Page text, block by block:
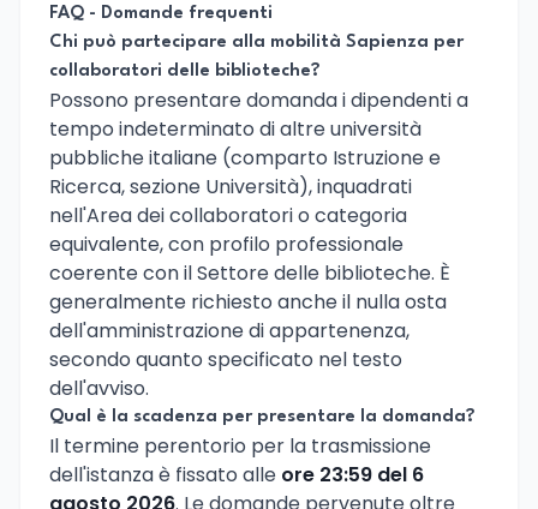
FAQ - Domande frequenti
Chi può partecipare alla mobilità Sapienza per
collaboratori delle biblioteche?
Possono presentare domanda i dipendenti a
tempo indeterminato di altre università
pubbliche italiane (comparto Istruzione e
Ricerca, sezione Università), inquadrati
nell'Area dei collaboratori o categoria
equivalente, con profilo professionale
coerente con il Settore delle biblioteche. È
generalmente richiesto anche il nulla osta
dell'amministrazione di appartenenza,
secondo quanto specificato nel testo
dell'avviso.
Qual è la scadenza per presentare la domanda?
Il termine perentorio per la trasmissione
dell'istanza è fissato alle ore 23:59 del 6
agosto 2026. Le domande pervenute oltre